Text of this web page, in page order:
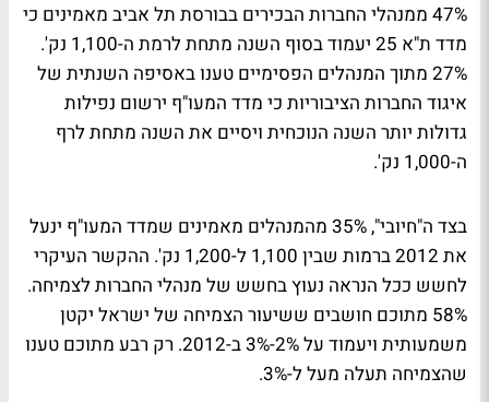
47% ממנהלי החברות הבכירים בבורסת תל אביב מאמינים כי
מדד ת"א 25 יעמוד בסוף השנה מתחת לרמת ה-1,100 נק'.
27% מתוך המנהלים הפסימיים טענו באסיפה השנתית של
איגוד החברות הציבוריות כי מדד המעו"ף ירשום נפילות
גדולות יותר השנה הנוכחית ויסיים את השנה מתחת לרף
ה-1,000 נק'.
בצד ה"חיובי", 35% מהמנהלים מאמינים שמדד המעו"ף ינעל
את 2012 ברמות שבין 1,100 ל-1,200 נק'. ההקשר העיקרי
לחשש ככל הנראה נעוץ בחשש של מנהלי החברות לצמיחה.
58% מתוכם חושבים ששיעור הצמיחה של ישראל יקטן
משמעותית ויעמוד על 2%-3% ב-2012. רק רבע מתוכם טענו
שהצמיחה תעלה מעל ל-3%.